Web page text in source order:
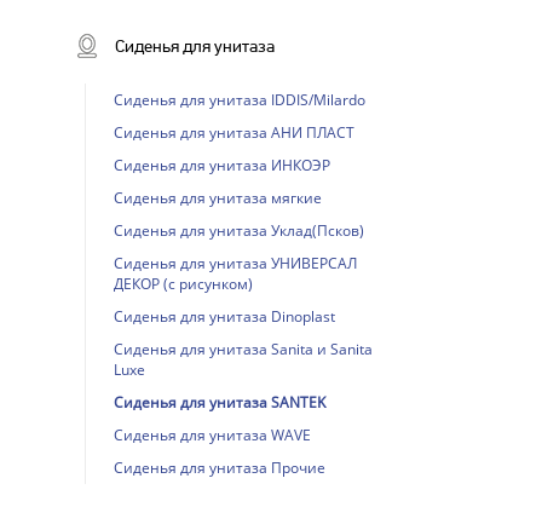
Сиденья для унитаза
Сиденья для унитаза IDDIS/Milardo
Сиденья для унитаза АНИ ПЛАСТ
Сиденья для унитаза ИНКОЭР
Сиденья для унитаза мягкие
Сиденья для унитаза Уклад(Псков)
Сиденья для унитаза УНИВЕРСАЛ
ДЕКОР (с рисунком)
Сиденья для унитаза Dinoplast
Сиденья для унитаза Sanita и Sanita
Luxe
Сиденья для унитаза SANTEK
Сиденья для унитаза WAVE
Сиденья для унитаза Прочие